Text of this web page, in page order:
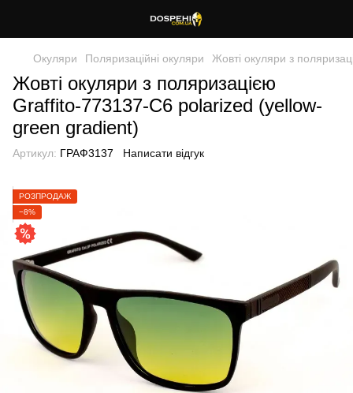
Окуляри Поляризаційні окуляри Жовті окуляри з
Жовті окуляри з поляризацією
Graffito-773137-C6 polarized (yellow-
green gradient)
Артикул: ГРАФ3137 Написати відгук
РОЗПРОДАЖ
−8%